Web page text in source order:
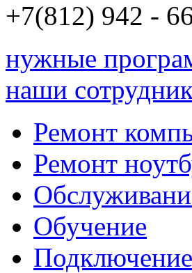
+7(812) 942 -
нужные
наши
Ремонт
Ремонт
Обучение